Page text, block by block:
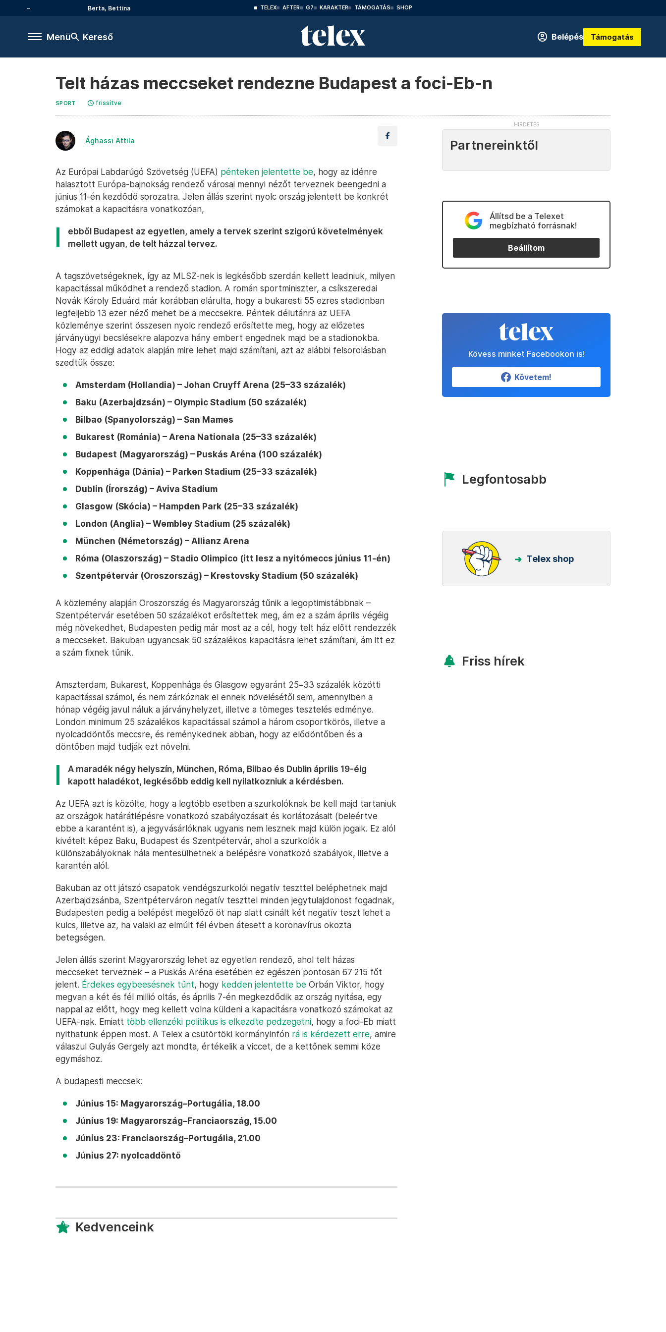
Berta, Bettina TELEX AFTER G7 KARAKTER TÁMOGATÁS SHOP
Menü Kereső Belépés Támogatás
Telt házas meccseket rendezne Budapest a foci-Eb-n
SPORT frissítve
Ághassi Attila
Az Európai Labdarúgó Szövetség (UEFA) pénteken jelentette be, hogy az idénre
halasztott Európa-bajnokság rendező városai mennyi nézőt terveznek beengedni a
június 11-én kezdődő sorozatra. Jelen állás szerint nyolc ország jelentett be konkrét
számokat a kapacitásra vonatkozóan,
ebből Budapest az egyetlen, amely a tervek szerint szigorú követelmények
mellett ugyan, de telt házzal tervez.
A tagszövetségeknek, így az MLSZ-nek is legkésőbb szerdán kellett leadniuk, milyen
kapacitással működhet a rendező stadion. A román sportminiszter, a csíkszeredai
Novák Károly Eduárd már korábban elárulta, hogy a bukaresti 55 ezres stadionban
legfeljebb 13 ezer néző mehet be a meccsekre. Péntek délutánra az UEFA
közleménye szerint összesen nyolc rendező erősítette meg, hogy az előzetes
járványügyi becslésekre alapozva hány embert engednek majd be a stadionokba.
Hogy az eddigi adatok alapján mire lehet majd számítani, azt az alábbi felsorolásban
szedtük össze:
Amsterdam (Hollandia) – Johan Cruyff Arena (25–33 százalék)
Baku (Azerbajdzsán) – Olympic Stadium (50 százalék)
Bilbao (Spanyolország) – San Mames
Bukarest (Románia) – Arena Nationala (25–33 százalék)
Budapest (Magyarország) – Puskás Aréna (100 százalék)
Koppenhága (Dánia) – Parken Stadium (25–33 százalék)
Dublin (Írország) – Aviva Stadium
Glasgow (Skócia) – Hampden Park (25–33 százalék)
London (Anglia) – Wembley Stadium (25 százalék)
München (Németország) – Allianz Arena
Róma (Olaszország) – Stadio Olimpico (itt lesz a nyitómeccs június 11-én)
Szentpétervár (Oroszország) – Krestovsky Stadium (50 százalék)
A közlemény alapján Oroszország és Magyarország tűnik a legoptimistábbnak –
Szentpétervár esetében 50 százalékot erősítettek meg, ám ez a szám április végéig
még növekedhet, Budapesten pedig már most az a cél, hogy telt ház előtt rendezzék
a meccseket. Bakuban ugyancsak 50 százalékos kapacitásra lehet számítani, ám itt ez
a szám fixnek tűnik.
Amszterdam, Bukarest, Koppenhága és Glasgow egyaránt 25–33 százalék közötti
kapacitással számol, és nem zárkóznak el ennek növelésétől sem, amennyiben a
hónap végéig javul náluk a járványhelyzet, illetve a tömeges tesztelés edménye.
London minimum 25 százalékos kapacitással számol a három csoportkörös, illetve a
nyolcaddöntős meccsre, és reménykednek abban, hogy az elődöntőben és a
döntőben majd tudják ezt növelni.
A maradék négy helyszín, München, Róma, Bilbao és Dublin április 19-éig
kapott haladékot, legkésőbb eddig kell nyilatkozniuk a kérdésben.
Az UEFA azt is közölte, hogy a legtöbb esetben a szurkolóknak be kell majd tartaniuk
az országok határátlépésre vonatkozó szabályozásait és korlátozásait (beleértve
ebbe a karantént is), a jegyvásárlóknak ugyanis nem lesznek majd külön jogaik. Ez alól
kivételt képez Baku, Budapest és Szentpétervár, ahol a szurkolók a
különszabályoknak hála mentesülhetnek a belépésre vonatkozó szabályok, illetve a
karantén alól.
Bakuban az ott játszó csapatok vendégszurkolói negatív teszttel beléphetnek majd
Azerbajdzsánba, Szentpéterváron negatív teszttel minden jegytulajdonost fogadnak,
Budapesten pedig a belépést megelőző öt nap alatt csinált két negatív teszt lehet a
kulcs, illetve az, ha valaki az elmúlt fél évben átesett a koronavírus okozta
betegségen.
Jelen állás szerint Magyarország lehet az egyetlen rendező, ahol telt házas
meccseket terveznek – a Puskás Aréna esetében ez egészen pontosan 67 215 főt
jelent. Érdekes egybeesésnek tűnt, hogy kedden jelentette be Orbán Viktor, hogy
megvan a két és fél millió oltás, és április 7-én megkezdődik az ország nyitása, egy
nappal az előtt, hogy meg kellett volna küldeni a kapacitásra vonatkozó számokat az
UEFA-nak. Emiatt több ellenzéki politikus is elkezdte pedzegetni, hogy a foci-Eb miatt
nyithatunk éppen most. A Telex a csütörtöki kormányinfón rá is kérdezett erre, amire
válaszul Gulyás Gergely azt mondta, értékelik a viccet, de a kettőnek semmi köze
egymáshoz.
A budapesti meccsek:
Június 15: Magyarország–Portugália, 18.00
Június 19: Magyarország–Franciaország, 15.00
Június 23: Franciaország–Portugália, 21.00
Június 27: nyolcaddöntő
Kedvenceink
Partnereinktől
Állítsd be a Telexet
megbízható forrásnak!
Beállítom
Kövess minket Facebookon is!
Követem!
Legfontosabb
Telex shop
Friss hírek